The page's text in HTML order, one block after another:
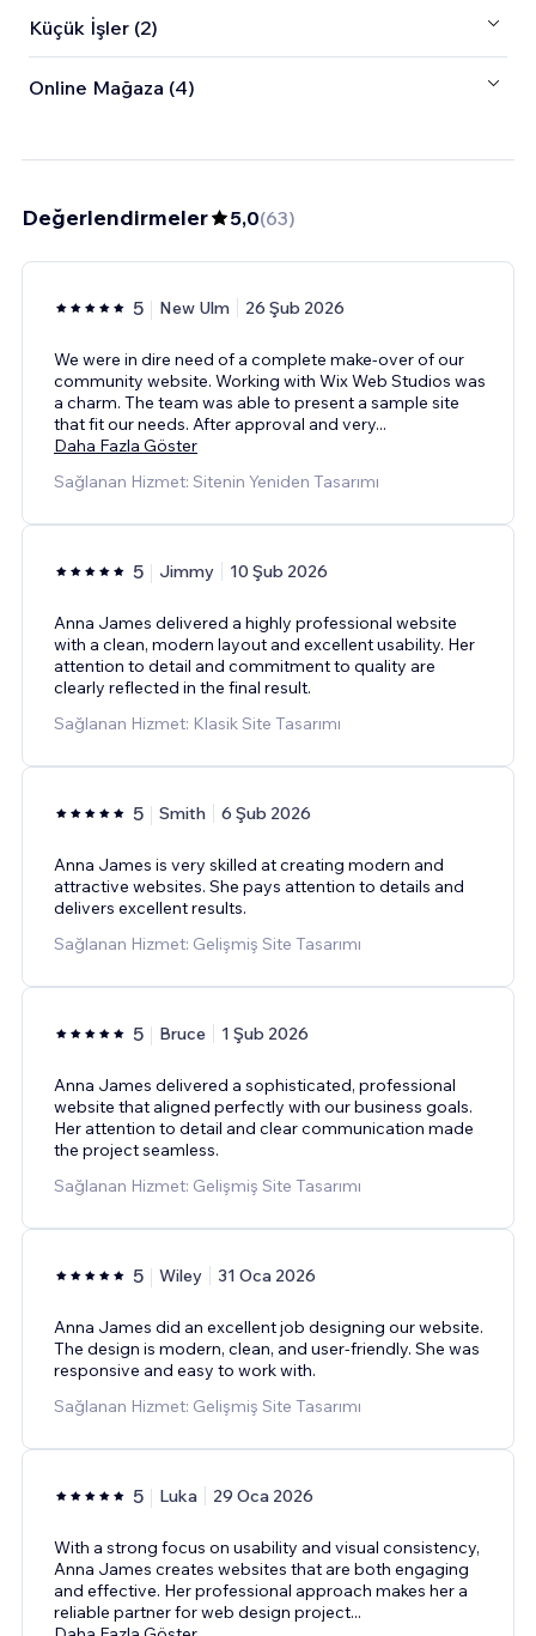
Küçük İşler (2)
Online Mağaza (4)
Değerlendirmeler 5,0(63)
5 New Ulm 26 Şub 2026
We were in dire need of a complete make-over of our
community website. Working with Wix Web Studios was
a charm. The team was able to present a sample site
that fit our needs. After approval and very...
Daha Fazla Göster
Sağlanan Hizmet: Sitenin Yeniden Tasarımı
5 Jimmy 10 Şub 2026
Anna James delivered a highly professional website
with a clean, modern layout and excellent usability. Her
attention to detail and commitment to quality are
clearly reflected in the final result.
Sağlanan Hizmet: Klasik Site Tasarımı
5 Smith 6 Şub 2026
Anna James is very skilled at creating modern and
attractive websites. She pays attention to details and
delivers excellent results.
Sağlanan Hizmet: Gelişmiş Site Tasarımı
5 Bruce 1 Şub 2026
Anna James delivered a sophisticated, professional
website that aligned perfectly with our business goals.
Her attention to detail and clear communication made
the project seamless.
Sağlanan Hizmet: Gelişmiş Site Tasarımı
5 Wiley 31 Oca 2026
Anna James did an excellent job designing our website.
The design is modern, clean, and user-friendly. She was
responsive and easy to work with.
Sağlanan Hizmet: Gelişmiş Site Tasarımı
5 Luka 29 Oca 2026
With a strong focus on usability and visual consistency,
Anna James creates websites that are both engaging
and effective. Her professional approach makes her a
reliable partner for web design project...